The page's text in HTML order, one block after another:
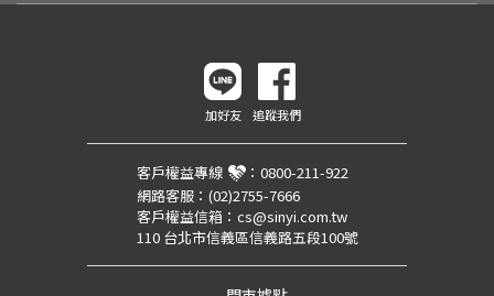
加好友 追蹤我們
客戶權益專線 ： 0800-211-922
網路客服： (02)2755-7666
客戶權益信箱： cs@sinyi.com.tw
110 台北市信義區信義路五段100號